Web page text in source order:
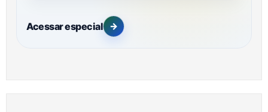
Acessar especial →